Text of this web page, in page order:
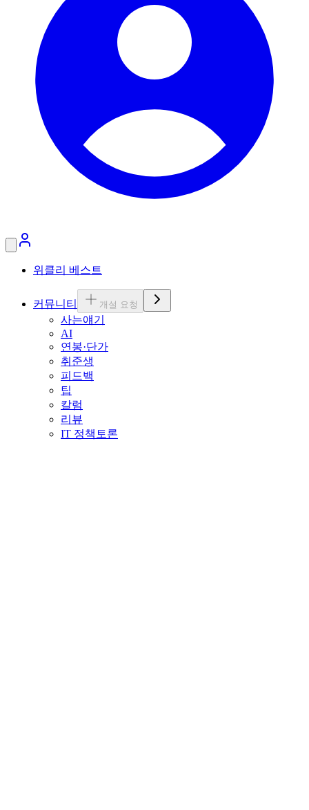
위클리 베스트
커뮤니티 개설 요청
사는얘기
AI
연봉·단가
취준생
피드백
팁
칼럼
리뷰
IT 정책토론